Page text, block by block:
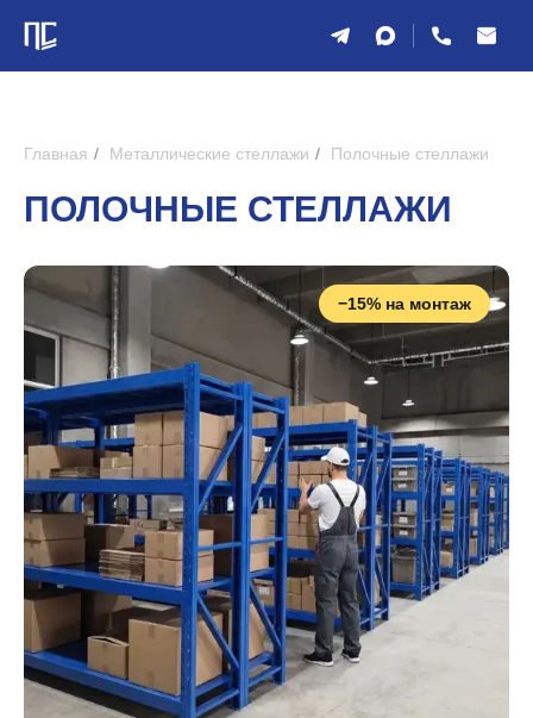
Главная / Металлические стеллажи / Полочные стеллажи
ПОЛОЧНЫЕ СТЕЛЛАЖИ
−15% на монтаж